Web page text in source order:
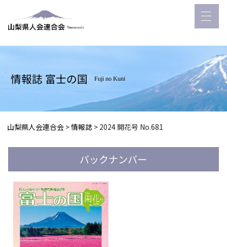
情報誌 富士の国 Fuji no Kuni
山梨県人会連合会 >情報誌 > 2024 開花号 No.681
バックナンバー